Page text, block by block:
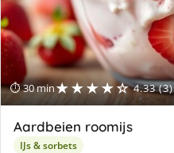
⏱ 30 min★★★★☆ 4.33 (3)
Aardbeien roomijs
IJs & sorbets